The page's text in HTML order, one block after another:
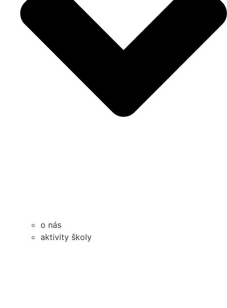
o nás
aktivity školy